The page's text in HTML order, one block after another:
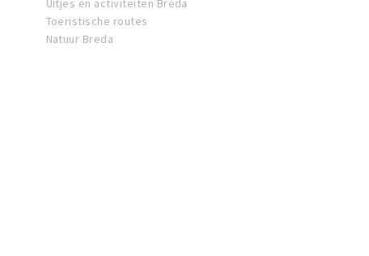
Uitjes en activiteiten Breda
Toeristische routes
Natuur Breda